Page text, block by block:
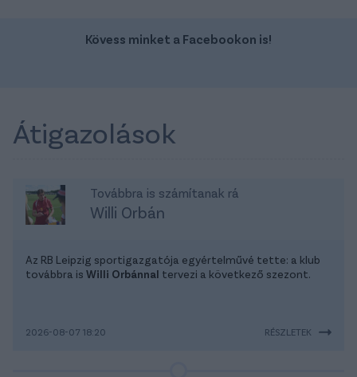
Kövess minket a Facebookon is!
Átigazolások
Továbbra is számítanak rá
Willi Orbán
Az RB Leipzig sportigazgatója egyértelművé tette: a klub
továbbra is Willi Orbánnal tervezi a következő szezont.
2026-08-07 18:20 RÉSZLETEK